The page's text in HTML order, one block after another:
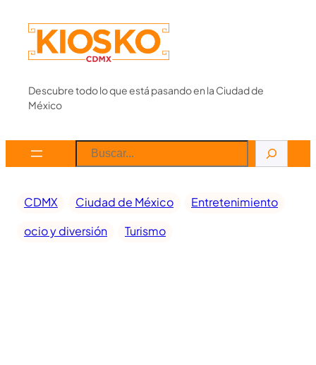
Descubre todo lo que está pasando en la Ciudad de
México
CDMX Ciudad de México
Entretenimiento
ocio y diversión
Turismo